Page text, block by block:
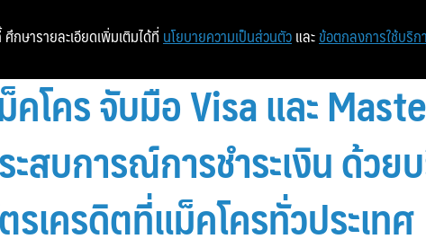
คโคร จับมือ Visa และ
ะสบการณ์การชำระเงิน ด้ว
รเครดิตที่แม็คโครทั่วประเทศ
กษารายละเอียดเพิ่มเติมได้ที่ นโยบายความเป็นส่วนตัว และ ข้อตกลงการใช้บริก